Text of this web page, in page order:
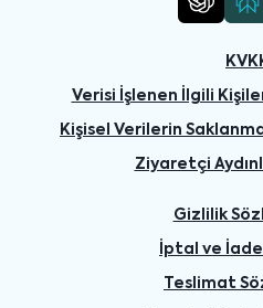
Verisi İşlenen İlgili
Kişisel Verilerin
Ziyaretçi
Gizlilik
İptal ve İade
Teslimat